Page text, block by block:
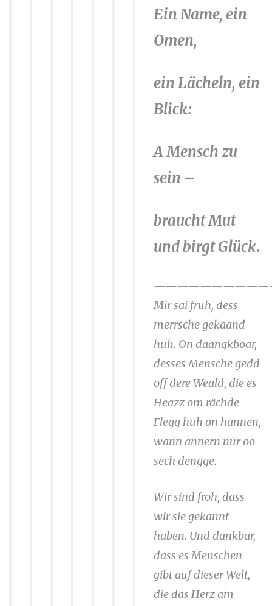
Ein Name, ein
Omen,
ein Lächeln, ein
Blick:
A Mensch zu
sein –
braucht Mut
und birgt Glück.
Mir sai fruh, dess
merrsche gekaand
huh. On daangkboar,
desses Mensche gedd
off dere Weald, die es
Heazz om rächde
Flegg huh on hannen,
wann annern nur oo
sech dengge.
Wir sind froh, dass
wir sie gekannt
haben. Und dankbar,
dass es Menschen
gibt auf dieser Welt,
die das Herz am